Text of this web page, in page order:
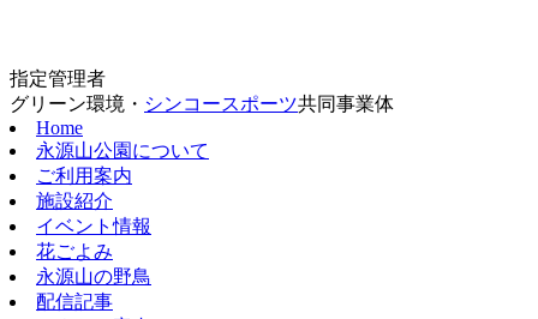
指定管理者
グリーン環境・ シンコースポーツ共同事業体
Home
永源山公園について
ご利用案内
施設紹介
イベント情報
花ごよみ
永源山の野鳥
配信記事